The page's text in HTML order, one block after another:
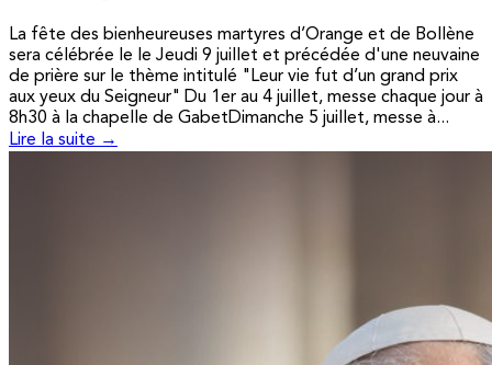
La fête des bienheureuses martyres d’Orange et de Bollène
sera célébrée le le Jeudi 9 juillet et précédée d'une neuvaine
de prière sur le thème intitulé "Leur vie fut d’un grand prix
aux yeux du Seigneur" Du 1er au 4 juillet, messe chaque jour à
8h30 à la chapelle de GabetDimanche 5 juillet, messe à...
Lire la suite →